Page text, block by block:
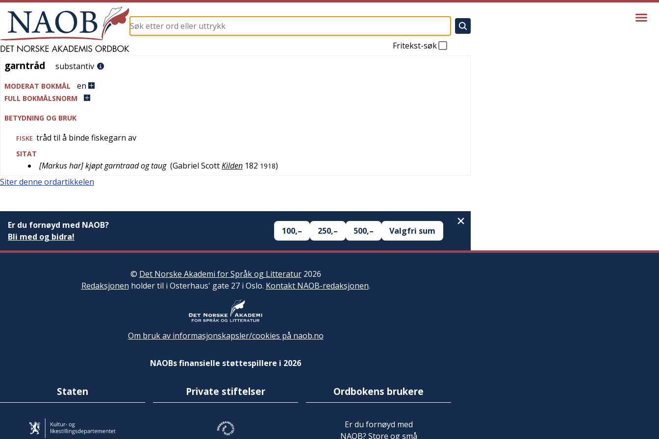
Fritekst-søk
garntråd
garntråd substantiv
MODERAT BOKMÅL en
FULL BOKMÅLSNORM
BETYDNING OG BRUK
FISKE tråd til å binde fiskegarn av
SITAT
[Markus har] kjøpt garntraad og taug (Gabriel ScottKilden 182 1918)
Siter denne ordartikkelen
Er du fornøyd med NAOB?
Bli med og bidra!
100,– 250,– 500,– Valgfri sum
© Det Norske Akademi for Språk og Litteratur2026
Redaksjonen holder til i Osterhaus' gate 27 i Oslo. Kontakt NAOB-redaksjonen.
Om bruk av informasjonskapsler/cookies på naob.no
NAOBs finansielle støttespillere i 2026
Staten Private stiftelser Ordbokens brukere
Er du fornøyd med
NAOB? Store og små